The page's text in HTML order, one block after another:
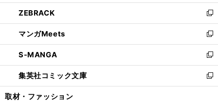
開
く
ウ
で
開
く
ン
ド
ウ
で
開
く
ウ
ィ
ン
ド
ウ
で
開
く
し
い
ウ
ィ
ン
ド
ウ
で
開
ZEBRACK
新
し
い
ウ
ィ
ン
ド
ウ
マンガMeets
新
し
い
ウ
ィ
ン
S-MANGA
新
し
い
ウ
集英社コミック文庫
新
し
取材・ファッション